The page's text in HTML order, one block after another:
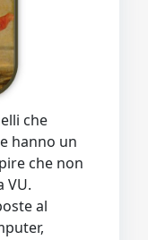
che
hanno un
che non
VU.
al